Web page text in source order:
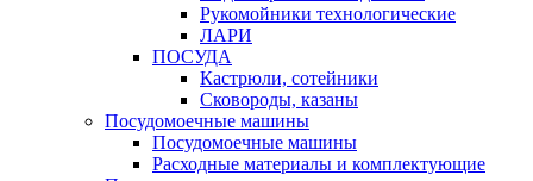
Рукомойники технологические
ЛАРИ
ПОСУДА
Кастрюли, сотейники
Сковороды, казаны
Посудомоечные машины
Посудомоечные машины
Расходные материалы и комплектующие